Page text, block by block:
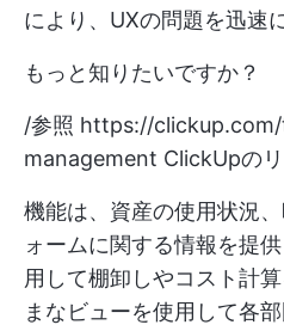
により、UXの問題を迅速
もっと知りたいですか？
/参照 https://
management ClickUpの
機能は、資産の使用状況
ォームに関する情報を提
用して棚卸しやコスト計
まなビューを使用して各